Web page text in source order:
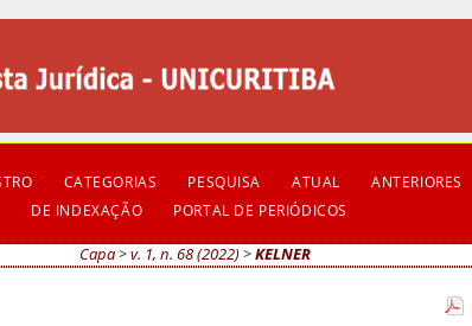
CATEGORIAS PESQUISA ATUAL ANTERIORES
DE INDEXAÇÃO
PORTAL DE PERIÓDICOS
Capa>v. 1, n. 68 (2022)>KELNER